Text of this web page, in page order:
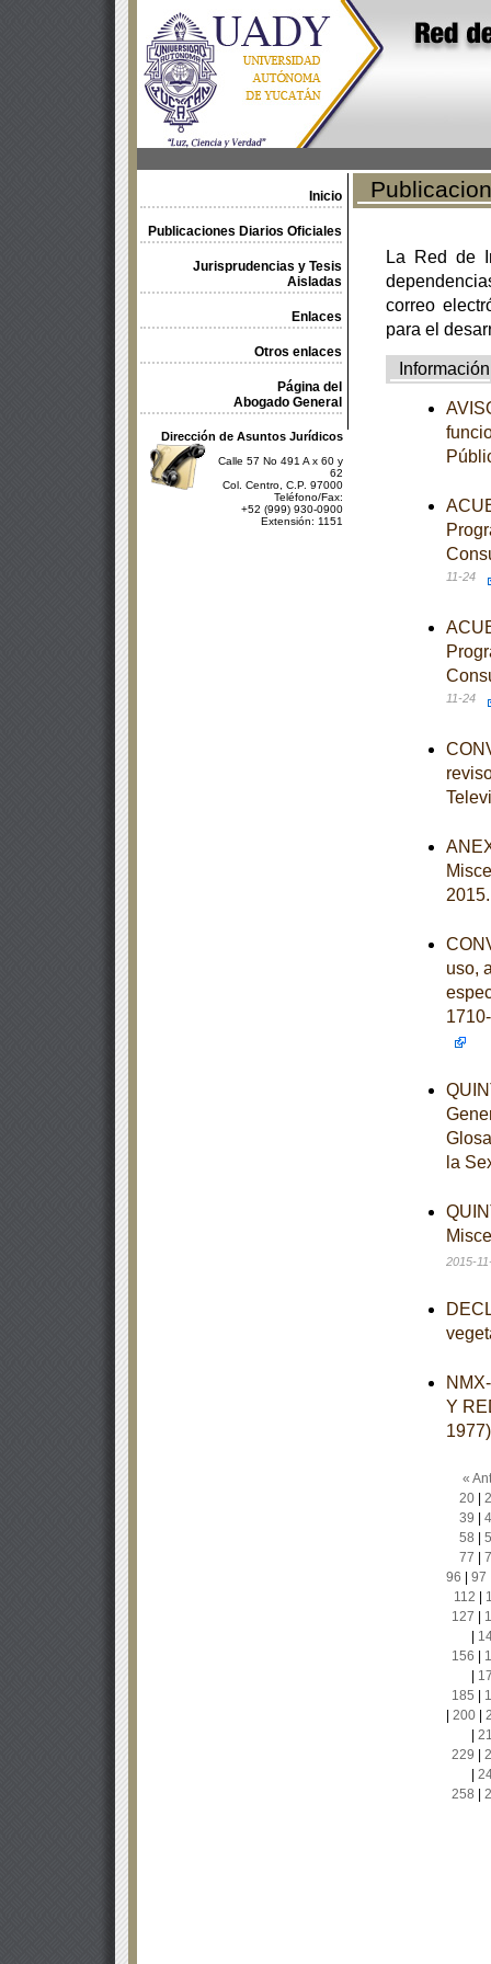
Inicio
Publicaciones Diarios Oficiales
Jurisprudencias y Tesis
Aisladas
Enlaces
Otros enlaces
Página del
Abogado General
Dirección de Asuntos Jurídicos
Calle 57 No 491 A x 60 y
62
Col. Centro, C.P. 97000
Teléfono/Fax:
+52 (999) 930-0900
Extensión: 1151
La Red de
correo
para el
Información
11-24
11-24
uso,
la
2015-
Y
«
20|
39
58
77
96
97
112
127
156
185
200|
229
258